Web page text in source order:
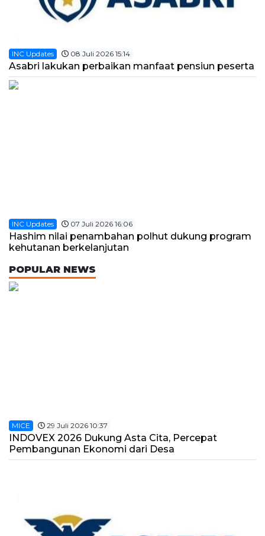
INC Updates 08 Juli 2026 15:14
Asabri lakukan perbaikan manfaat pensiun peserta
INC Updates 07 Juli 2026 16:06
Hashim nilai penambahan polhut dukung program
kehutanan berkelanjutan
POPULAR NEWS
MICE 29 Juli 2026 10:37
INDOVEX 2026 Dukung Asta Cita, Percepat
Pembangunan Ekonomi dari Desa